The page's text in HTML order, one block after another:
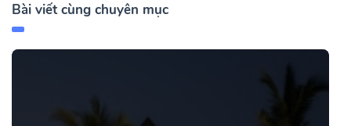
Bài viết cùng chuyên mục